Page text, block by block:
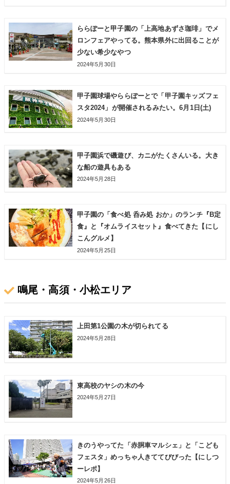
ららぽーと甲子園の「上高地あずさ珈琲」でメ
ロンフェアやってる。熊本県外に出回ることが
少ない希少なやつ
2024年5月30日
甲子園球場やららぽーとで「甲子園キッズフェ
スタ2024」が開催されるみたい。6月1日(土)
2024年5月30日
甲子園浜で磯遊び、カニがたくさんいる。大き
な船の遊具もある
2024年5月28日
甲子園の「食べ処 呑み処 おか」のランチ『B定
食』と『オムライスセット』食べてきた【にし
こんグルメ】
2024年5月25日
鳴尾・高須・小松エリア
上田第1公園の木が切られてる
2024年5月28日
東高校のヤシの木の今
2024年5月27日
きのうやってた「赤胴車マルシェ」と「こども
フェスタ」めっちゃ人きててびびった【にしつ
ーレポ】
2024年5月26日